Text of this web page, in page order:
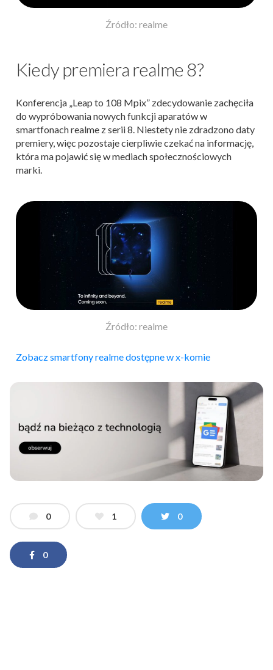
Źródło: realme
Kiedy premiera realme 8?
Konferencja „Leap to 108 Mpix” zdecydowanie zachęciła
do wypróbowania nowych funkcji aparatów w
smartfonach realme z serii 8. Niestety nie zdradzono daty
premiery, więc pozostaje cierpliwie czekać na informację,
która ma pojawić się w mediach społecznościowych
marki.
Źródło: realme
Zobacz smartfony realme dostępne w x-komie
0 1 0
0